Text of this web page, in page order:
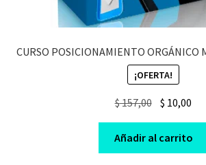
CURSO POSICIONAMIENTO ORGÁNICO
¡OFERTA!
$157,00 Original
price
was:
$ 157,00.
$ 10,00
is:
$
Añadir al carrito